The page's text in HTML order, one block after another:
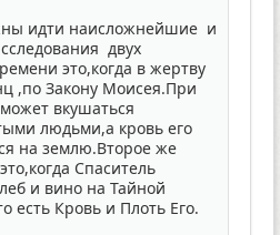
идти наисложнейшие и
двух
это,когда в жертву
,по Закону Моисея.При
вкушаться
людьми,а кровь его
на землю.Второе же
Спаситель
и вино на Тайной
есть Кровь и Плоть Его.